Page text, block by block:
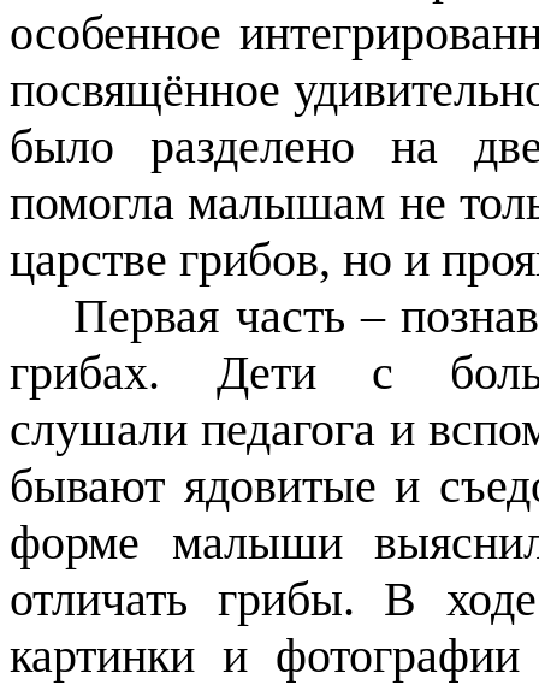
особенное
посвящённое
было разделено на
помогла малышам не
царстве грибов, но и
Первая часть –
грибах. Дети с
слушали педагога и
бывают ядовитые и
форме малыши
отличать грибы. В
картинки и